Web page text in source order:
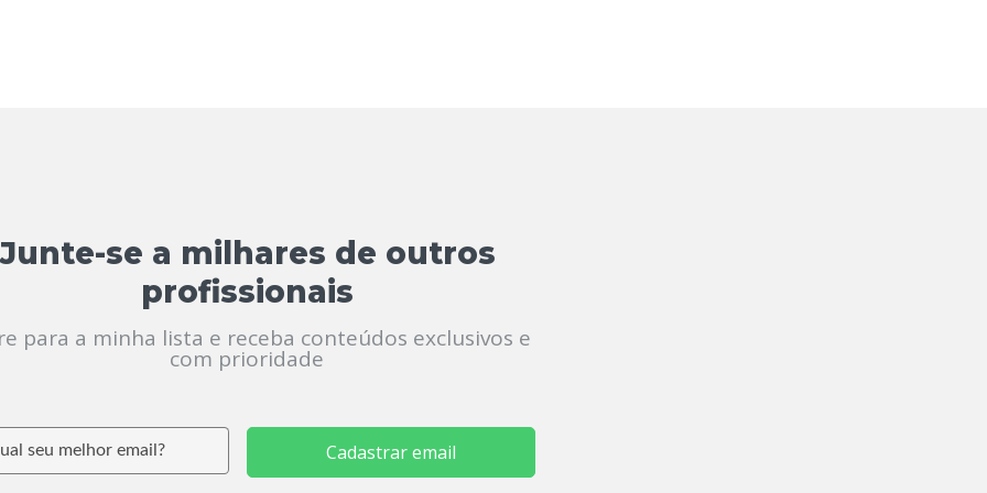
se a milhares de outros
profissionais
para a minha lista e receba conteúdos exclusivos e
com prioridade
Cadastrar email